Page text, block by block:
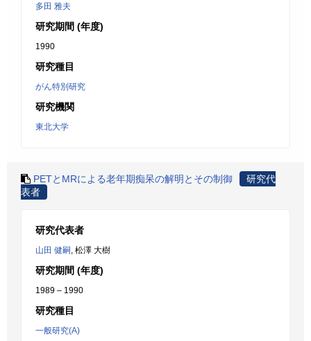
多田 雅夫
研究期間 (年度)
1990
研究種目
がん特別研究
研究機関
東北大学
PETとMRによる老年期痴呆の解明とその制御
研究代
表者
研究代表者
山田 健嗣 , 松澤 大樹
研究期間 (年度)
1989 – 1990
研究種目
一般研究(A)